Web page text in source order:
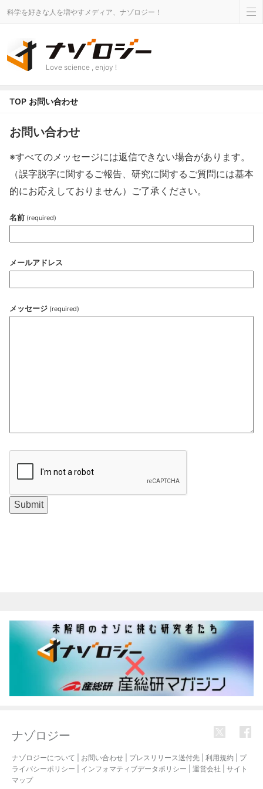
科学を好きな人を増やすメディア、ナゾロジー！
Love science , enjoy !
TOP お問い合わせ
お問い合わせ
※すべてのメッセージには返信できない場合があります。
（誤字脱字に関するご報告、研究に関するご質問には基本
的にお応えしておりません）ご了承ください。
名前 (required)
メールアドレス
メッセージ (required)
Submit
ナゾロジー
ナゾロジーについて お問い合わせ プレスリリース送付先 利用規約
プ
ライバシーポリシー
インフォマティブデータポリシー 運営会社
サイト
マップ